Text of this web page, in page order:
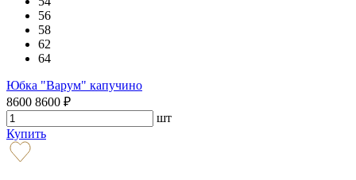
56
58
62
64
Юбка "Варум" капучино
8600 8600 ₽
шт
Купить